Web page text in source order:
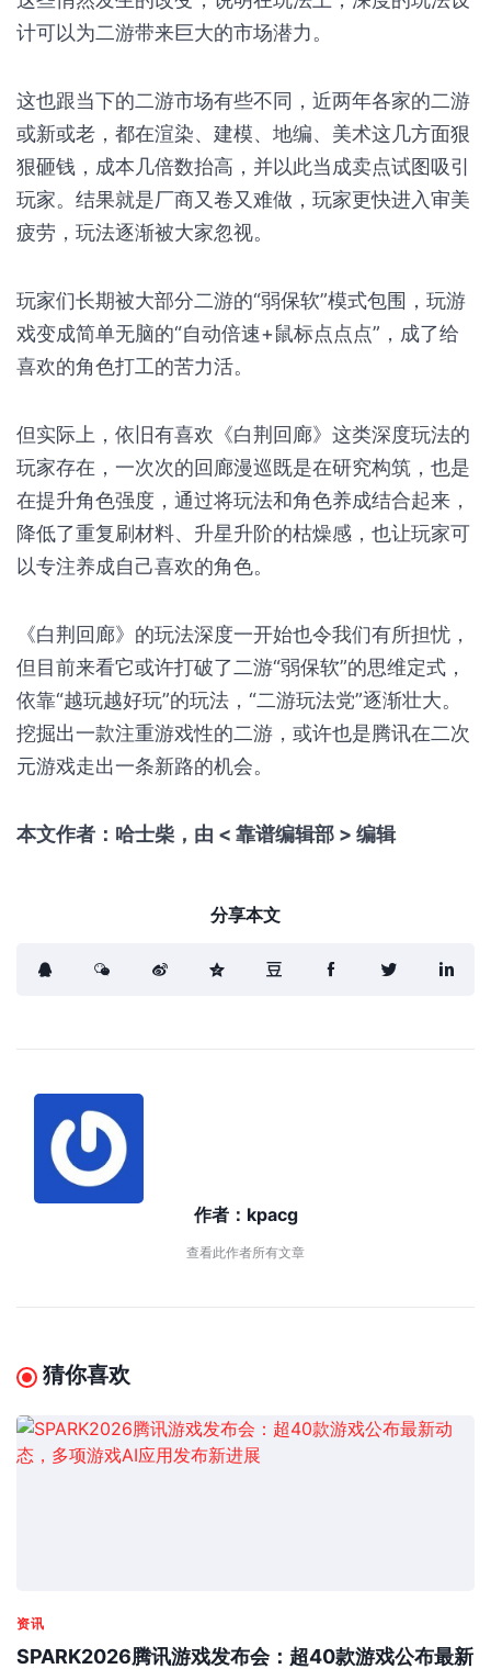
计可以为二游带来巨大的市场潜力。
这也跟当下的二游市场有些不同，近两年各家的二游
或新或老，都在渲染、建模、地编、美术这几方面狠
狠砸钱，成本几倍数抬高，并以此当成卖点试图吸引
玩家。结果就是厂商又卷又难做，玩家更快进入审美
疲劳，玩法逐渐被大家忽视。
玩家们长期被大部分二游的“弱保软”模式包围，玩游
戏变成简单无脑的“自动倍速+鼠标点点点”，成了给
喜欢的角色打工的苦力活。
但实际上，依旧有喜欢《白荆回廊》这类深度玩法的
玩家存在，一次次的回廊漫巡既是在研究构筑，也是
在提升角色强度，通过将玩法和角色养成结合起来，
降低了重复刷材料、升星升阶的枯燥感，也让玩家可
以专注养成自己喜欢的角色。
《白荆回廊》的玩法深度一开始也令我们有所担忧，
但目前来看它或许打破了二游“弱保软”的思维定式，
依靠“越玩越好玩”的玩法，“二游玩法党”逐渐壮大。
挖掘出一款注重游戏性的二游，或许也是腾讯在二次
元游戏走出一条新路的机会。
本文作者：哈士柴，由 < 靠谱编辑部 > 编辑
分享本文
作者： kpacg
查看此作者所有文章
猜你喜欢
资讯
SPARK2026腾讯游戏发布会：超40款游戏公布最新